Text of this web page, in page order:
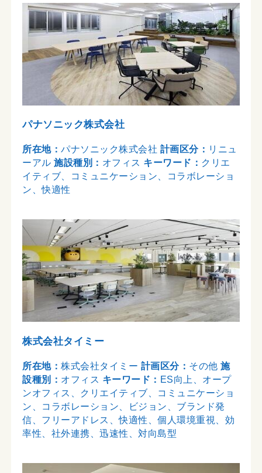
パナソニック株式会社
所在地：パナソニック株式会社 計画区分： リニュ
ーアル施設種別： オフィス キーワード： クリエ
イティブ、コミュニケーション、コラボレーショ
ン、快適性
株式会社タイミー
所在地：株式会社タイミー 計画区分： その他施
設種別： オフィス キーワード： ES向上、オープ
ンオフィス、クリエイティブ、コミュニケーショ
ン、コラボレーション、ビジョン、ブランド発
信、フリーアドレス、快適性、個人環境重視、効
率性、社外連携、迅速性、対向島型